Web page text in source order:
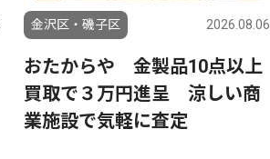
金沢区・磯子区 2026.08.06
おたからや 金製品10点以上
買取で３万円進呈 涼しい商
業施設で気軽に査定